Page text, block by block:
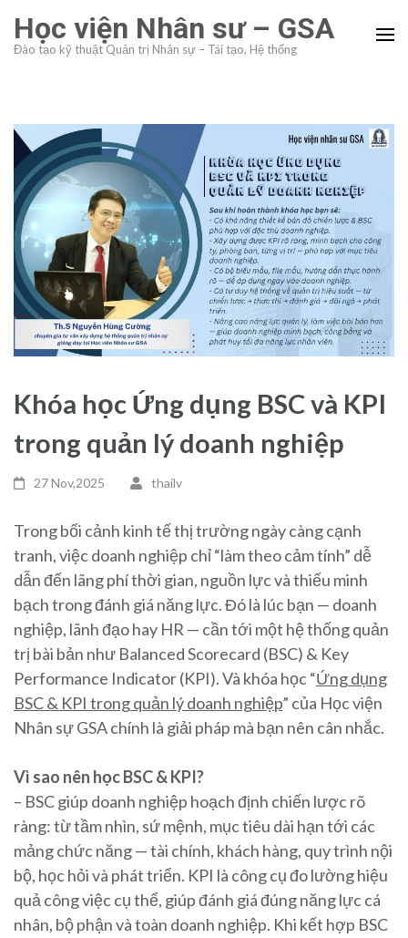
content
Học viện Nhân sư – GSA
Đào tạo kỹ thuật Quản trị Nhân sự – Tái tạo, Hệ thống
Khóa học Ứng dụng BSC và KPI
trong quản lý doanh nghiệp
27 Nov,2025 thailv
Trong bối cảnh kinh tế thị trường ngày càng cạnh
tranh, việc doanh nghiệp chỉ “làm theo cảm tính” dễ
dẫn đến lãng phí thời gian, nguồn lực và thiếu minh
bạch trong đánh giá năng lực. Đó là lúc bạn — doanh
nghiệp, lãnh đạo hay HR — cần tới một hệ thống quản
trị bài bản như Balanced Scorecard (BSC) & Key
Performance Indicator (KPI). Và khóa học “Ứng dụng
BSC & KPI trong quản lý doanh nghiệp” của Học viện
Nhân sự GSA chính là giải pháp mà bạn nên cân nhắc.
Vì sao nên học BSC & KPI?
– BSC giúp doanh nghiệp hoạch định chiến lược rõ
ràng: từ tầm nhìn, sứ mệnh, mục tiêu dài hạn tới các
mảng chức năng — tài chính, khách hàng, quy trình nội
bộ, học hỏi và phát triển. KPI là công cụ đo lường hiệu
quả công việc cụ thể, giúp đánh giá đúng năng lực cá
nhân, bộ phận và toàn doanh nghiệp. Khi kết hợp BSC